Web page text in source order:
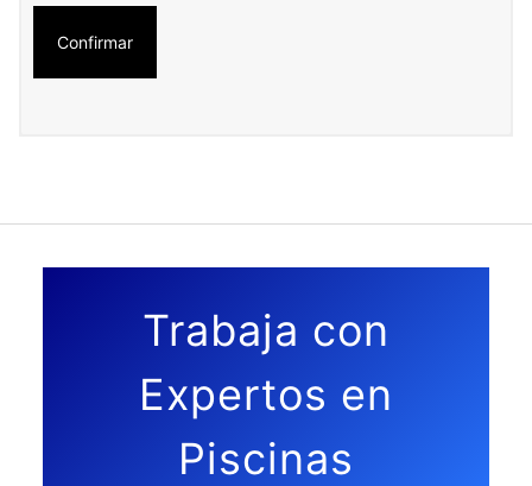
Trabaja con
Expertos en
Piscinas